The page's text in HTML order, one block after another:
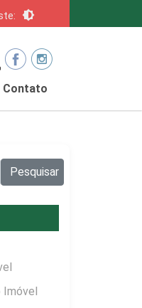
brightness_6
Contato
Pesquisar